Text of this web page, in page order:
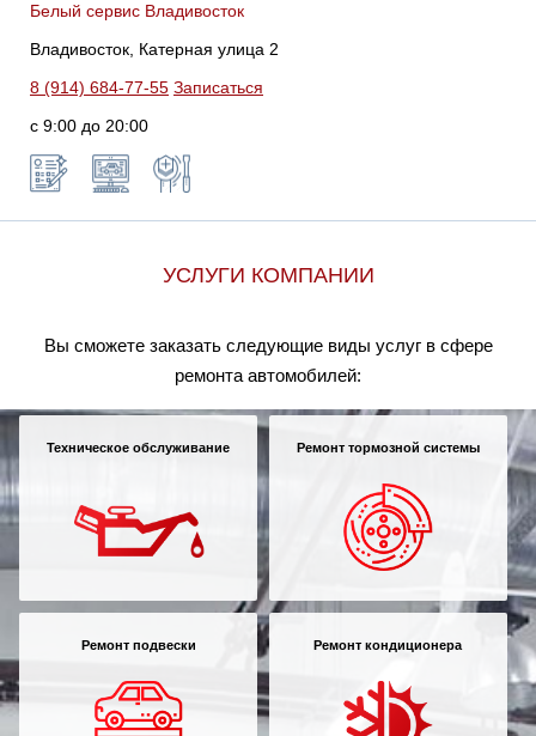
Белый сервис Владивосток
Владивосток, Катерная улица 2
8 (914) 684-77-55 Записаться
с 9:00 до 20:00
УСЛУГИ КОМПАНИИ
Вы сможете заказать следующие виды услуг в сфере
ремонта автомобилей:
Техническое обслуживание Ремонт тормозной системы
Ремонт подвески Ремонт кондиционера